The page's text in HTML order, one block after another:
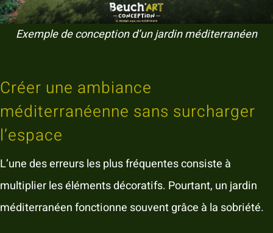
Exemple de conception d’un jardin méditerranéen
Créer une ambiance
méditerranéenne sans surcharger
l’espace
L’une des erreurs les plus fréquentes consiste à
multiplier les éléments décoratifs. Pourtant, un jardin
méditerranéen fonctionne souvent grâce à la sobriété.